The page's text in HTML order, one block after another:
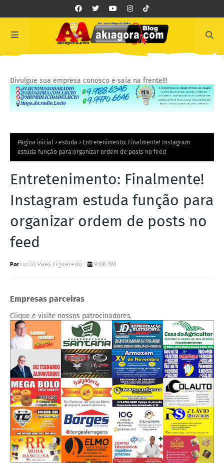
Divulgue sua empresa conosco e saia na frente!!!
Página inicial estuda
Entretenimento: Finalmente! Instagram
estuda função para organizar ordem de posts no feed
Entretenimento: Finalmente!
Instagram estuda função para
organizar ordem de posts no
feed
Lucio Paes Figueredo 9:08 AM
Empresas parceiras
Clique e visite nossos patrocinadores